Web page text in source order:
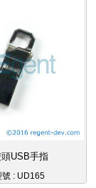
USB手指
號 : UD165